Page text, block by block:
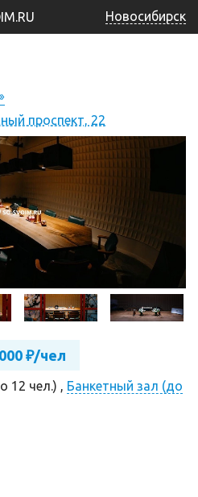
Новосибирск
проспект, 22
₽/чел
12 чел.) , Банкетный зал (до